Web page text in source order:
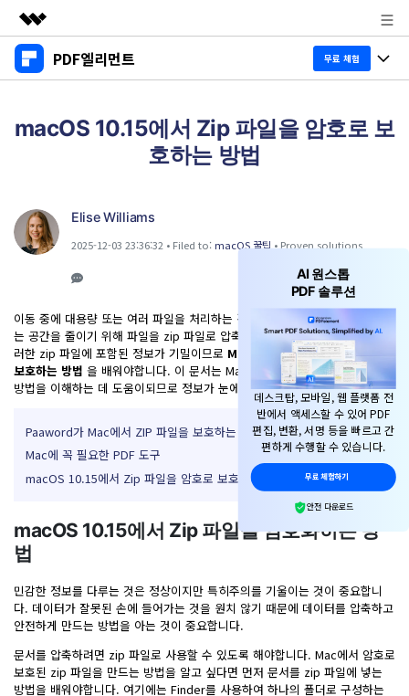
주요 제품
유틸리티
개요
플랜 및 가격
도움말 센터
PDF엘리먼트 무료 체험
Mac용
모바일 앱
iPhone/iPad용
Android용
클라우드
문서 클라우드
PDF 온라인 도구
PDF JPG 변환
PDF 압축
PDF 회전
기타 온라인 도구
PDF 병합
개인용
PDF 편집
PDF 구성
전문용
PDF 폼
PDF 보호
PDF와 채팅하기
AI PDF 요약기
AI PDF 번역기
AI 문법 검사기
이미지와 채팅하기
AI 콘텐츠 탐지기
AI PDF 재작성
AI PDF 설명
AI 이미지 생성기
AI 지원 센터
비즈니스
최신 버전 업그레이드
새로운 기능
작동 환경
PDFelement 자료실
자주 묻는 질문
고객 지원
도움말 센터무료 다운로드 구매하기
로그인
macOS 10.15에서 Zip 파일을 암호로 보
호하는 방법
Elise Williams
2025-12-03 23:36:32 • Filed to:macOS 꿀팁 • Proven solutions
이동 중에 대용량 또는 여러 파일을 처리하는 경우 처리를 단순화하고 차지하
는 공간을 줄이기 위해 파일을 zip 파일로 압축해야 할 수 있습니다. 때로는 이
러한 zip 파일에 포함된 정보가 기밀이므로 Mac에서 zip 파일을 비밀번호로
보호하는 방법 을 배워야합니다. 이 문서는 Mac에서 zip 파일을 암호화하는
방법을 이해하는 데 도움이되므로 정보가 눈에 띄지 않게 할 수 있습니다.
Paaword가 Mac에서 ZIP 파일을 보호하는 방법
Mac에 꼭 필요한 PDF 도구
macOS 10.15에서 Zip 파일을 암호로 보호하기 위한 팁
macOS 10.15에서 Zip 파일을 암호화하는 방
법
민감한 정보를 다루는 것은 정상이지만 특히주의를 기울이는 것이 중요합니
다. 데이터가 잘못된 손에 들어가는 것을 원치 않기 때문에 데이터를 압축하고
안전하게 만드는 방법을 아는 것이 중요합니다.
문서를 압축하려면 zip 파일로 사용할 수 있도록 해야합니다. Mac에서 암호로
보호된 zip 파일을 만드는 방법을 알고 싶다면 먼저 문서를 zip 파일에 넣는
방법을 배워야합니다. 여기에는 Finder를 사용하여 하나의 폴더로 구성하는
AI 원스톱
PDF 솔루션
데스크탑, 모바일, 웹 플랫폼 전
반에서 액세스할 수 있어 PDF
편집, 변환, 서명 등을 빠르고 간
편하게 수행할 수 있습니다.
무료 체험하기
안전 다운로드